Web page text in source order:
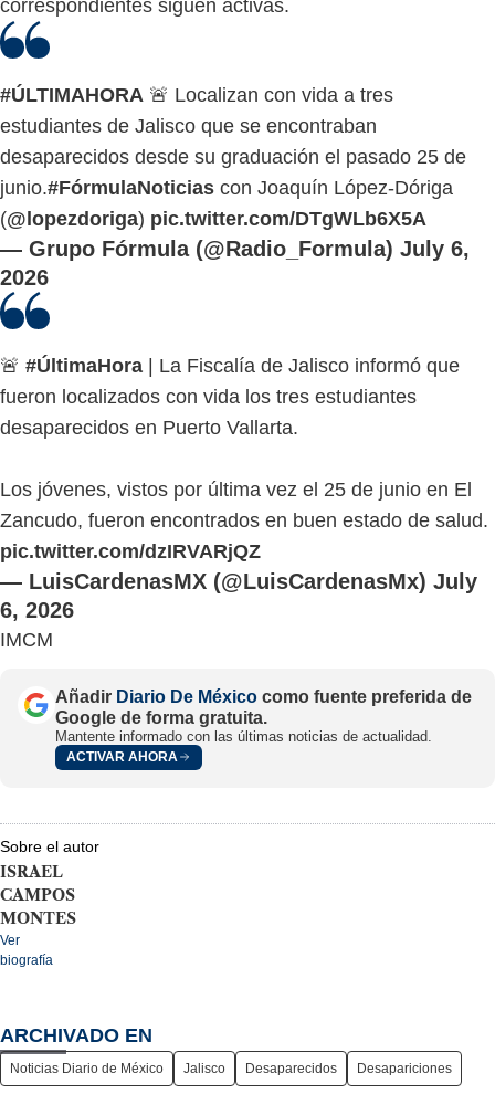
correspondientes siguen activas.
#ÚLTIMAHORA 🚨 Localizan con vida a tres
estudiantes de Jalisco que se encontraban
desaparecidos desde su graduación el pasado 25 de
junio.#FórmulaNoticias con Joaquín López-Dóriga
(@lopezdoriga) pic.twitter.com/DTgWLb6X5A
— Grupo Fórmula (@Radio_Formula) July 6,
2026
🚨 #ÚltimaHora | La Fiscalía de Jalisco informó que
fueron localizados con vida los tres estudiantes
desaparecidos en Puerto Vallarta.
Los jóvenes, vistos por última vez el 25 de junio en El
Zancudo, fueron encontrados en buen estado de salud.
pic.twitter.com/dzIRVARjQZ
— LuisCardenasMX (@LuisCardenasMx) July
6, 2026
IMCM
Añadir Diario De México como fuente preferida de
Google de forma gratuita.
Mantente informado con las últimas noticias de actualidad.
ACTIVAR AHORA
Sobre el autor
ISRAEL
CAMPOS
MONTES
Ver
biografía
ARCHIVADO EN
Noticias Diario de México Jalisco Desaparecidos Desapariciones